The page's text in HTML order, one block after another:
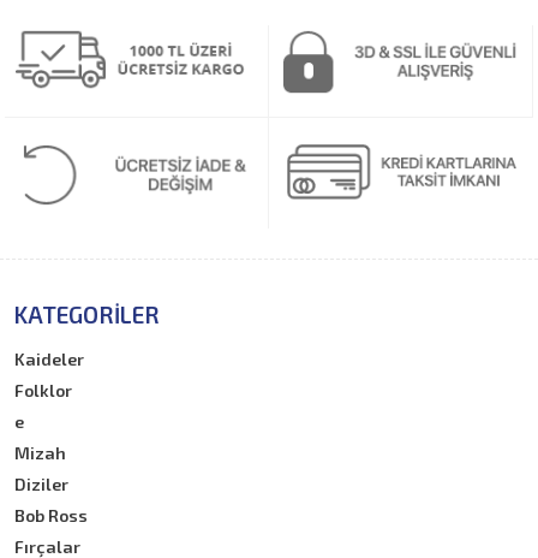
KATEGORILER
Kaideler
Folklor
e
Mizah
Diziler
Bob Ross
Fırçalar